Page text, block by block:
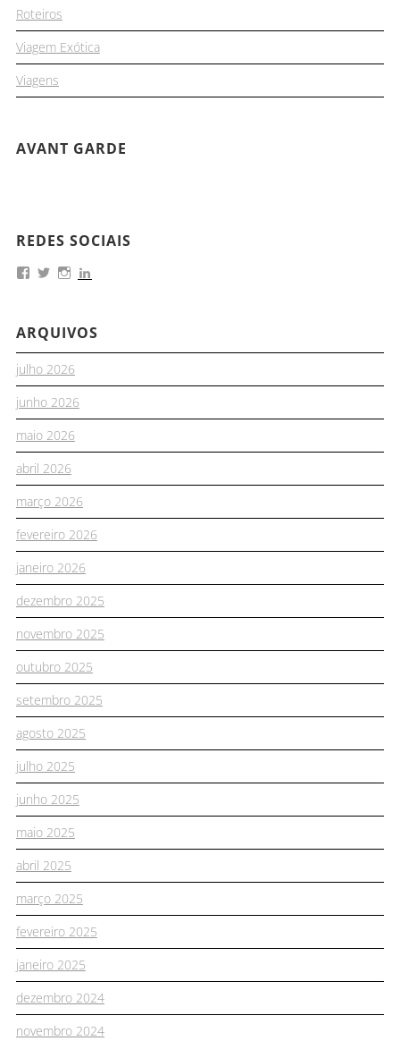
Roteiros
Viagem Exótica
Viagens
AVANT GARDE
REDES SOCIAIS
ARQUIVOS
julho 2026
junho 2026
maio 2026
abril 2026
março 2026
fevereiro 2026
janeiro 2026
dezembro 2025
novembro 2025
outubro 2025
setembro 2025
agosto 2025
julho 2025
junho 2025
maio 2025
abril 2025
março 2025
fevereiro 2025
janeiro 2025
dezembro 2024
novembro 2024